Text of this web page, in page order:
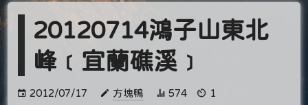
20120714鴻子山東北
峰﹝宜蘭礁溪﹞
2012/07/17 方塊鴨 574 1